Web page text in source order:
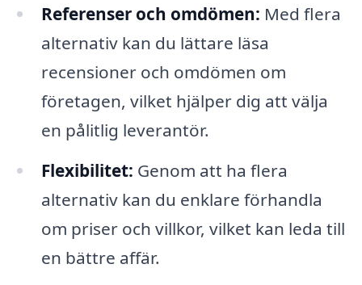
Referenser och omdömen: Med flera
alternativ kan du lättare läsa
recensioner och omdömen om
företagen, vilket hjälper dig att välja
en pålitlig leverantör.
Flexibilitet: Genom att ha flera
alternativ kan du enklare förhandla
om priser och villkor, vilket kan leda till
en bättre affär.